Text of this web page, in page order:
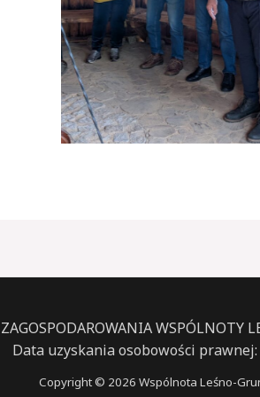
WSPÓLNOTY
Data uzyskania osobowości prawnej:
Copyright © 2026 Wspólnota Leśno-